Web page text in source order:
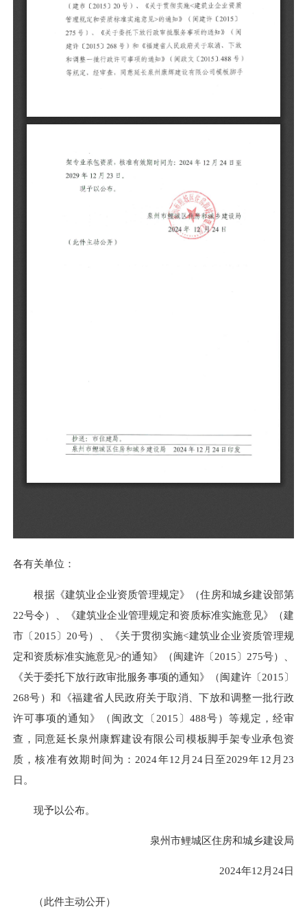
各有关单位：
根据《建筑业企业资质管理规定》（住房和城乡建设部第
22号令）、《建筑业企业管理规定和资质标准实施意见》（建
市〔2015〕20号）、《关于贯彻实施<建筑业企业资质管理规
定和资质标准实施意见>的通知》（闽建许〔2015〕275号）、
《关于委托下放行政审批服务事项的通知》（闽建许〔2015〕
268号）和《福建省人民政府关于取消、下放和调整一批行政
许可事项的通知》（闽政文〔2015〕488号）等规定，经审
查，同意延长泉州康辉建设有限公司模板脚手架专业承包资
质，核准有效期时间为：2024年12月24日至2029年12月23
日。
现予以公布。
泉州市鲤城区住房和城乡建设局
2024年12月24日
（此件主动公开）